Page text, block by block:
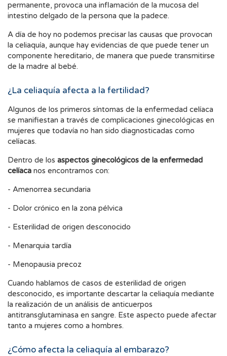
permanente, provoca una inflamación de la mucosa del
intestino delgado de la persona que la padece.
A día de hoy no podemos precisar las causas que provocan
la celiaquía, aunque hay evidencias de que puede tener un
componente hereditario, de manera que puede transmitirse
de la madre al bebé.
¿La celiaquía afecta a la fertilidad?
Algunos de los primeros síntomas de la enfermedad celíaca
se manifiestan a través de complicaciones ginecológicas en
mujeres que todavía no han sido diagnosticadas como
celíacas.
Dentro de los aspectos ginecológicos de la enfermedad
celíaca nos encontramos con:
- Amenorrea secundaria
- Dolor crónico en la zona pélvica
- Esterilidad de origen desconocido
- Menarquia tardía
- Menopausia precoz
Cuando hablamos de casos de esterilidad de origen
desconocido, es importante descartar la celiaquía mediante
la realización de un análisis de anticuerpos
antitransglutaminasa en sangre. Este aspecto puede afectar
tanto a mujeres como a hombres.
¿Cómo afecta la celiaquía al embarazo?